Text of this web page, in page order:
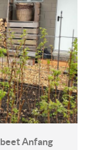
Anfang